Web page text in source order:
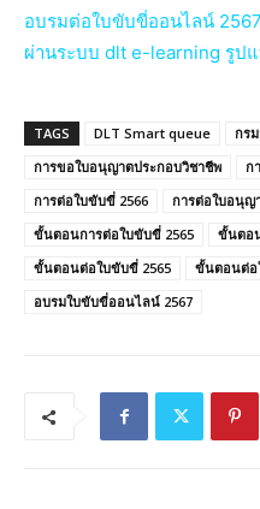
อบรมต่อใบขับขี่ออนไลน์
ผ่านระบบ dlt e-learning รูป
TAGS DLT Smart queue กร
การขอใบอนุญาตประกอบวิชาชีพ
ก
การต่อใบขับขี่ 2566
การต่อใบอนุญ
ขั้นตอนการต่อใบขับขี่ 2565
ขั้นตอ
ขั้นตอนต่อใบขับขี่ 2565
ขั้นตอนต่อ
อบรมใบขับขี่ออนไลน์ 2567